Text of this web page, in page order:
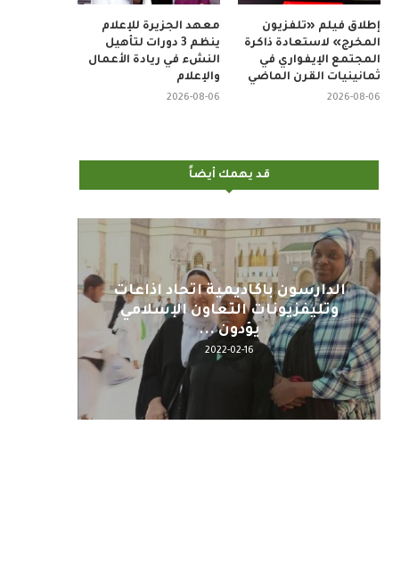
معهد الجزيرة للإعلام
ينظم 3 دورات لتأهيل
النشء في ريادة الأعمال
والإعلام
2026-08-06
إطلاق فيلم «تلفزيون
المخرج» لاستعادة ذاكرة
المجتمع الإيفواري في
ثمانينيات القرن الماضي
2026-08-06
قد يهمك أيضاً
اليوم : المشاركة بالاجتماع
التحضيري لمنظمي قمة اسيا...
2022-04-12